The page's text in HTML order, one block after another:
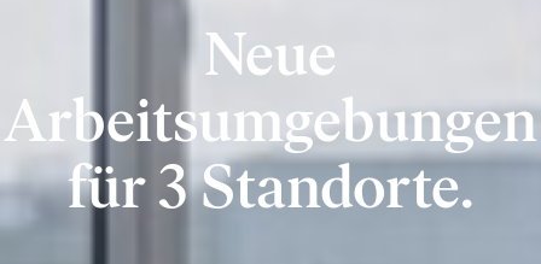
Neue
Arbeitsumgebungen
für 3 Standorte.